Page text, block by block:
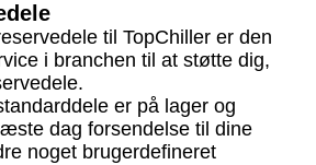
til TopChiller er den
i branchen til at støtte dig,
er på lager og
dag forsendelse til dine
noget brugerdefineret